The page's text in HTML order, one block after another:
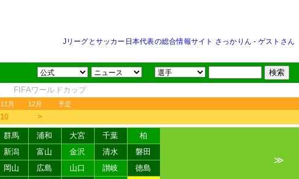
Jリーグとサッカー日本代表の総合情報サイト さっかりん - ゲストさん
FIFAワールドカップ
11月 12月 予定
10 ＞
群馬 浦和 大宮 千葉
柏
新潟 富山 金沢 清水
磐田
岡山 広島 山口 讃岐
徳島
≫